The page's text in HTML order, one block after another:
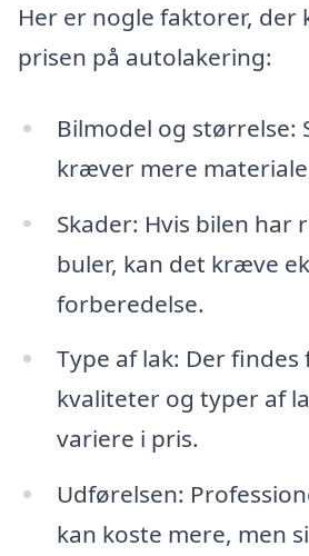
Her er nogle faktorer, der
prisen på autolakering:
Bilmodel og størrelse:
kræver mere
Skader: Hvis bilen har
buler, kan det kræve
forberedelse.
Type af lak: Der findes
kvaliteter og typer af
variere i pris.
Udførelsen:
kan koste mere, men